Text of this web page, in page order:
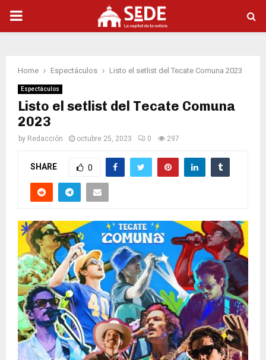
PRIMARY
Home Espectáculos Listo el setlist del Tecate Comuna 2023
Espectáculos
Listo el setlist del Tecate Comuna
2023
by Redacción octubre 25, 2023 0 297
SHARE 0